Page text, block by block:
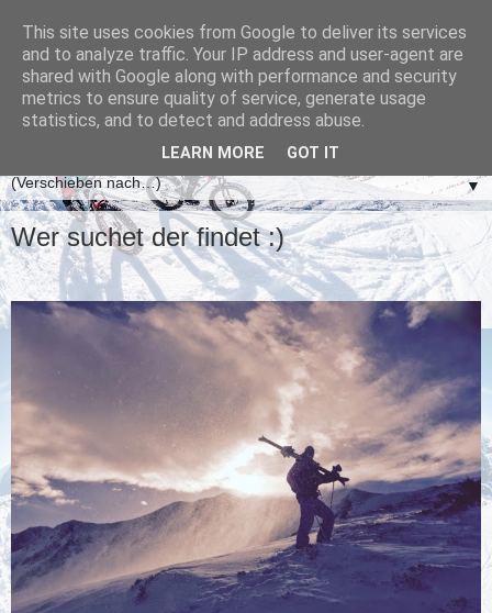
▼
Wer suchet der findet :)
This site uses cookies from Google to deliver its services
and to analyze traffic. Your IP address and user-agent are
shared with Google along with performance and security
metrics to ensure quality of service, generate usage
statistics, and to detect and address abuse.
LEARN MORE GOT IT